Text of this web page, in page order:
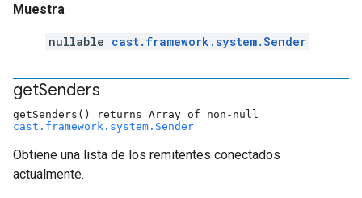
Muestra
nullable cast.framework.system.Sender
getSenders
getSenders() returns Array of non-null
cast.framework.system.Sender
Obtiene una lista de los remitentes conectados
actualmente.